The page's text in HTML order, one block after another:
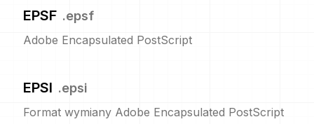
EPSF .epsf
Adobe Encapsulated PostScript
EPSI .epsi
Format wymiany Adobe Encapsulated PostScript